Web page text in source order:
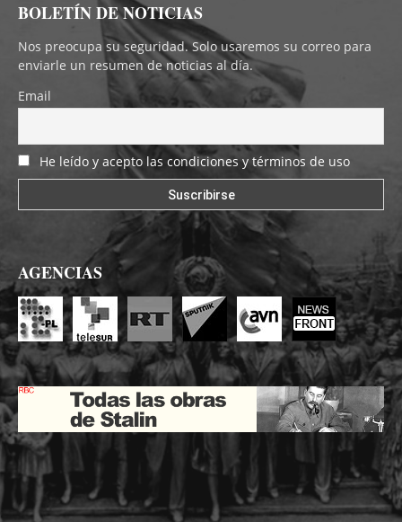
BOLETÍN DE NOTICIAS
Nos preocupa su seguridad. Solo usaremos su correo para
enviarle un resumen de noticias al día.
Email
He leído y acepto las condiciones y términos de uso
AGENCIAS